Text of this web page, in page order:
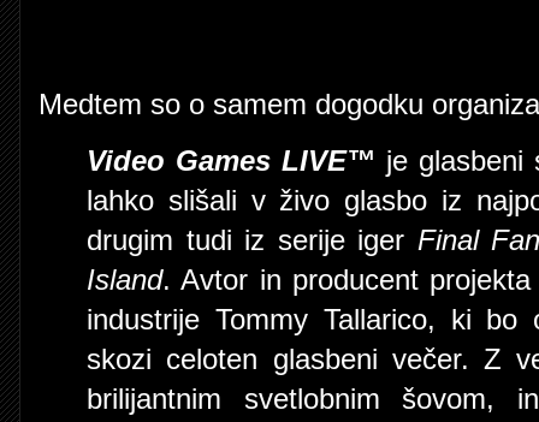
Medtem so o samem dogodku
Video Games LIVE™ je glasbeni
lahko slišali v živo glasbo iz
drugim tudi iz serije iger Final
Island. Avtor in producent
industrije Tommy Tallarico, ki bo
skozi celoten glasbeni večer. Z
brilijantnim svetlobnim šovom,